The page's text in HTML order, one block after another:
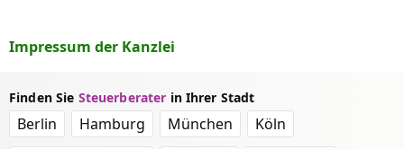
Impressum der Kanzlei
Finden Sie Steuerberater in Ihrer Stadt
Berlin Hamburg München
Köln